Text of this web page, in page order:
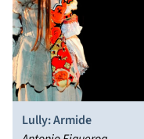
Lully: Armide